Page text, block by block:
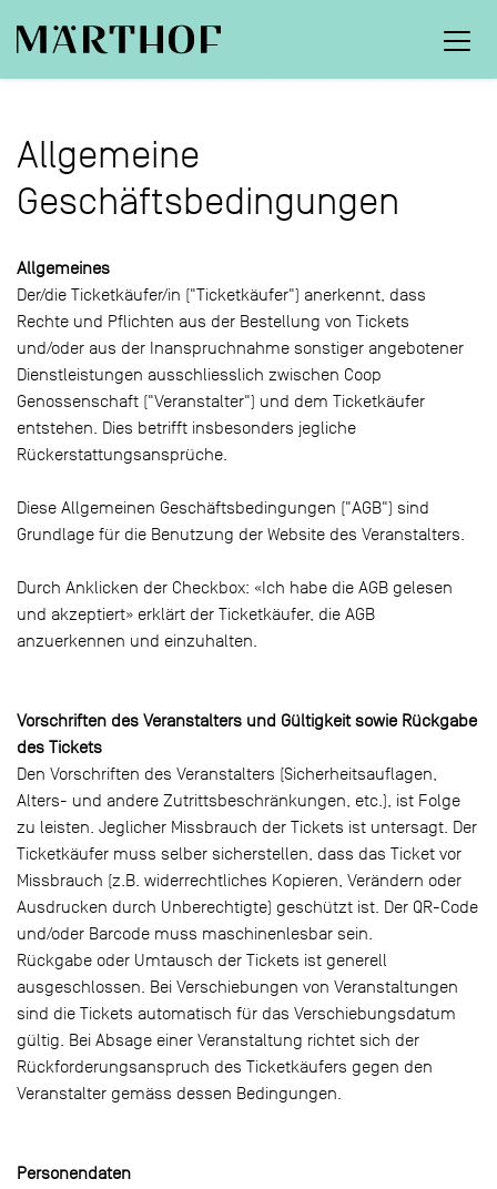
Allgemeine
Geschäftsbedingungen
Allgemeines
Der/die Ticketkäufer/in ("Ticketkäufer") anerkennt, dass
Rechte und Pflichten aus der Bestellung von Tickets
und/oder aus der Inanspruchnahme sonstiger angebotener
Dienstleistungen ausschliesslich zwischen Coop
Genossenschaft ("Veranstalter") und dem Ticketkäufer
entstehen. Dies betrifft insbesonders jegliche
Rückerstattungsansprüche.
Diese Allgemeinen Geschäftsbedingungen ("AGB") sind
Grundlage für die Benutzung der Website des Veranstalters.
Durch Anklicken der Checkbox: «Ich habe die AGB gelesen
und akzeptiert» erklärt der Ticketkäufer, die AGB
anzuerkennen und einzuhalten.
Vorschriften des Veranstalters und Gültigkeit sowie Rückgabe
des Tickets
Den Vorschriften des Veranstalters (Sicherheitsauflagen,
Alters- und andere Zutrittsbeschränkungen, etc.), ist Folge
zu leisten. Jeglicher Missbrauch der Tickets ist untersagt. Der
Ticketkäufer muss selber sicherstellen, dass das Ticket vor
Missbrauch (z.B. widerrechtliches Kopieren, Verändern oder
Ausdrucken durch Unberechtigte) geschützt ist. Der QR-Code
und/oder Barcode muss maschinenlesbar sein.
Rückgabe oder Umtausch der Tickets ist generell
ausgeschlossen. Bei Verschiebungen von Veranstaltungen
sind die Tickets automatisch für das Verschiebungsdatum
gültig. Bei Absage einer Veranstaltung richtet sich der
Rückforderungsanspruch des Ticketkäufers gegen den
Veranstalter gemäss dessen Bedingungen.
Personendaten